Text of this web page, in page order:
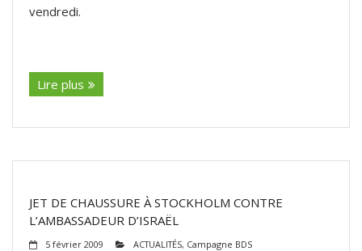
vendredi.
Lire plus
JET DE CHAUSSURE À STOCKHOLM CONTRE
L’AMBASSADEUR D’ISRAËL
5 février 2009 ACTUALITÉS, Campagne BDS